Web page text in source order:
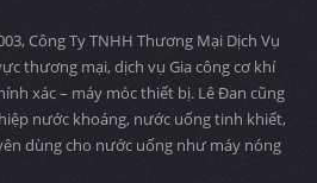
Công Ty TNHH Thương Mại Dịch Vụ
thương mại, dịch vụ Gia công cơ khí
xác – máy móc thiết bị. Lê Đan cũng
nước khoáng, nước uống tinh khiết,
dùng cho nước uống như máy nóng